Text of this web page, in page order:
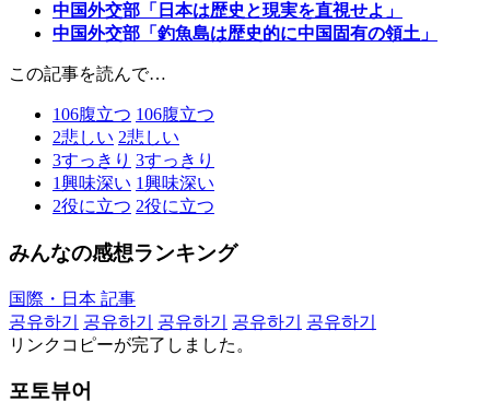
中国外交部「日本は歴史と現実を直視せよ」
中国外交部「釣魚島は歴史的に中国固有の領土」
この記事を読んで…
106腹立つ 106腹立つ
2悲しい 2悲しい
3すっきり 3すっきり
1興味深い 1興味深い
2役に立つ 2役に立つ
みんなの感想ランキング
国際・日本 記事
공유하기
공유하기 공유하기 공유하기
공유하기
リンクコピーが完了しました。
포토뷰어